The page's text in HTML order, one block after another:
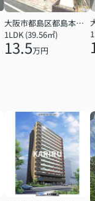
大阪市都島区都島本通３丁目
1LDK (39.56㎡)
13.5万円